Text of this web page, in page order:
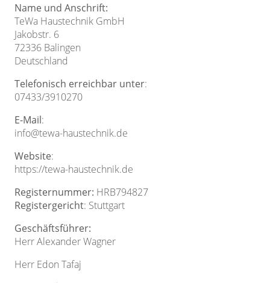
Name und Anschrift:
TeWa Haustechnik GmbH
Jakobstr. 6
72336 Balingen
Deutschland
Telefonisch erreichbar unter:
07433/3910270
E-Mail:
info@tewa-haustechnik.de
Website:
https://tewa-haustechnik.de
Registernummer: HRB794827
Registergericht: Stuttgart
Geschäftsführer:
Herr Alexander Wagner
Herr Edon Tafaj